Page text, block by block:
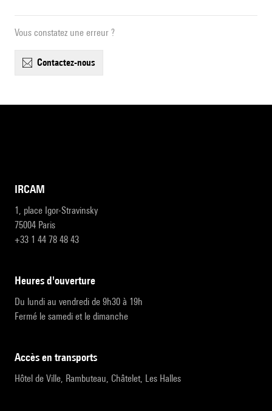
Vous constatez une erreur ?
contactez-nous
IRCAM
1, place Igor-Stravinsky
75004 Paris
+33 1 44 78 48 43
heures d'ouverture
Du lundi au vendredi de 9h30 à 19h
Fermé le samedi et le dimanche
accès en transports
Hôtel de Ville, Rambuteau, Châtelet, Les Halles